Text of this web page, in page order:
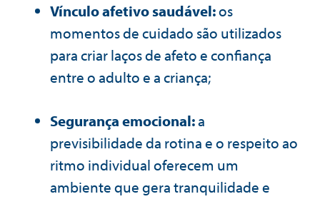
Vínculo afetivo saudável:os
momentos de cuidado são utilizados
para criar laços de afeto e confiança
entre o adulto e a criança;
Segurança emocional:a
previsibilidade da rotina e o respeito ao
ritmo individual oferecem um
ambiente que gera tranquilidade e